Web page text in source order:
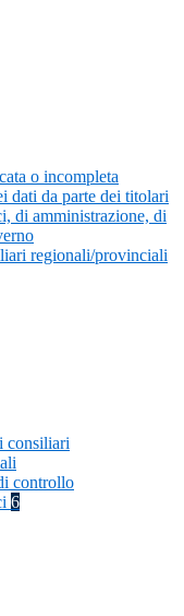
o incompleta
dati da parte dei titolari
di amministrazione, di
regionali/provinciali
consiliari
controllo
6